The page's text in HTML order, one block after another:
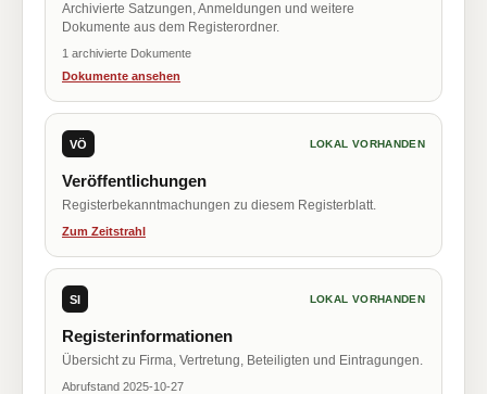
Archivierte Satzungen, Anmeldungen und weitere
Dokumente aus dem Registerordner.
1 archivierte Dokumente
Dokumente ansehen
VÖ LOKAL VORHANDEN
Veröffentlichungen
Registerbekanntmachungen zu diesem Registerblatt.
Zum Zeitstrahl
SI LOKAL VORHANDEN
Registerinformationen
Übersicht zu Firma, Vertretung, Beteiligten und Eintragungen.
Abrufstand 2025-10-27